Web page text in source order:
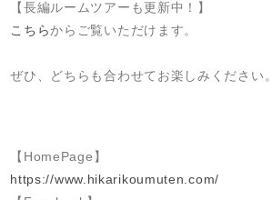
【長編ルームツアーも更新中！】
こちらからご覧いただけます。
ぜひ、どちらも合わせてお楽しみください。
【HomePage】
https://www.hikarikoumuten.com/